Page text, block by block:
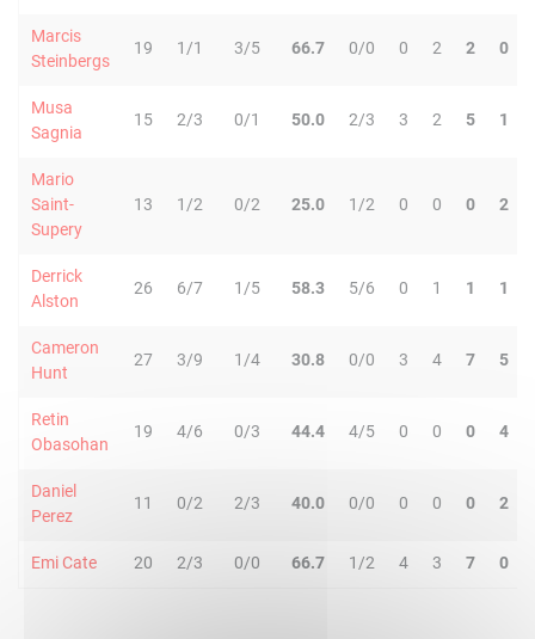
Marcis
Steinbergs
19 1/1 3/5 66.7 0/0 0 2 2 0
Musa
Sagnia
15 2/3 0/1 50.0 2/3 3 2 5 1
Mario
Saint-
Supery
13 1/2 0/2 25.0 1/2 0 0 0 2
Derrick
Alston
26 6/7 1/5 58.3 5/6 0 1 1 1
Cameron
Hunt
27 3/9 1/4 30.8 0/0 3 4 7 5
Retin
Obasohan
19 4/6 0/3 44.4 4/5 0 0 0 4
Daniel
Perez
11 0/2 2/3 40.0 0/0 0 0 0 2
Emi Cate 20 2/3 0/0 66.7 1/2 4 3 7 0